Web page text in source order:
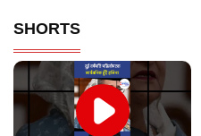
SHORTS